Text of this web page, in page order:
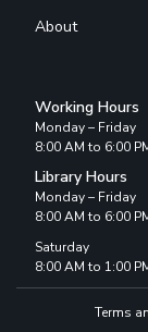
About
Working Hours
Monday – Friday
8:00 AM to 6:00
Library Hours
Monday – Friday
8:00 AM to 6:00
Saturday
8:00 AM to 1:00
Terms